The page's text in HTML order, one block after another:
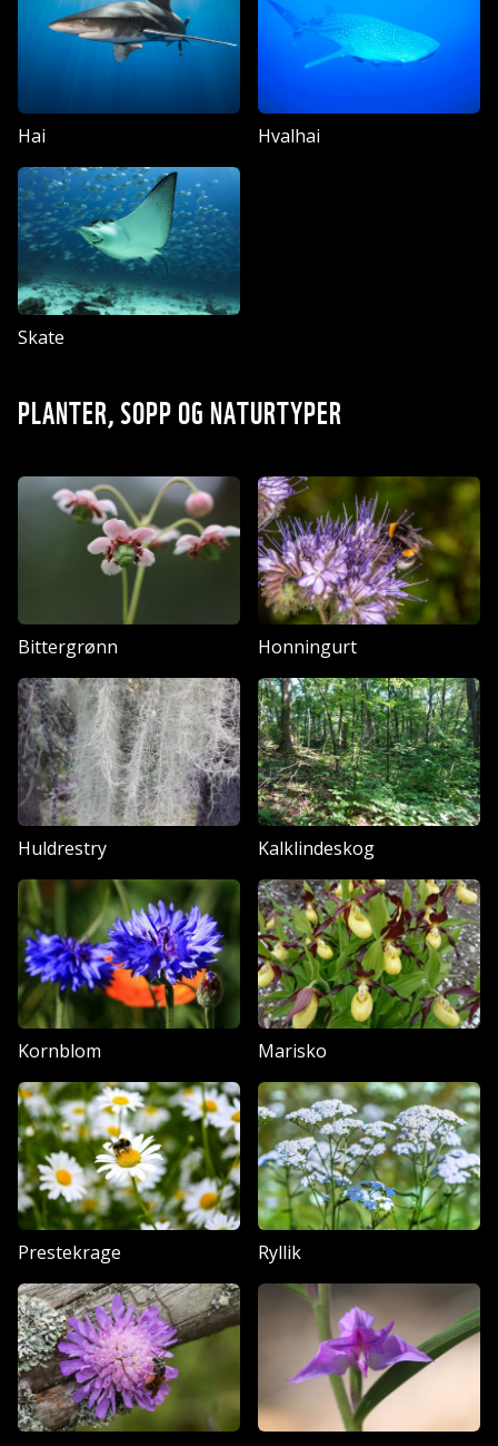
Hai Hvalhai
Skate
PLANTER, SOPP OG NATURTYPER
Bittergrønn Honningurt
Huldrestry Kalklindeskog
Kornblom Marisko
Prestekrage Ryllik